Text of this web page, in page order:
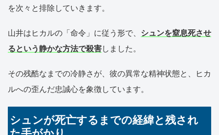
を次々と排除していきます。
山井はヒカルの「命令」に従う形で、 シュンを窒息死させ
るという静かな方法で殺害しました。
その残酷なまでの冷静さが、彼の異常な精神状態と、ヒカ
ルへの歪んだ忠誠心を象徴しています。
シュンが死亡するまでの経緯と残され